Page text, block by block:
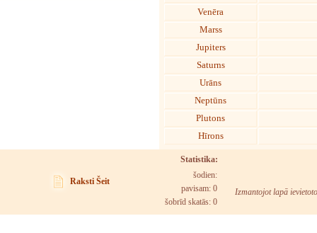
Venēra
Marss
Jupiters
Saturns
Urāns
Neptūns
Plutons
Hīrons
Raksti Šeit
Statistika:
šodien:
pavisam: 0
šobrīd skatās: 0
Izmantojot lapā